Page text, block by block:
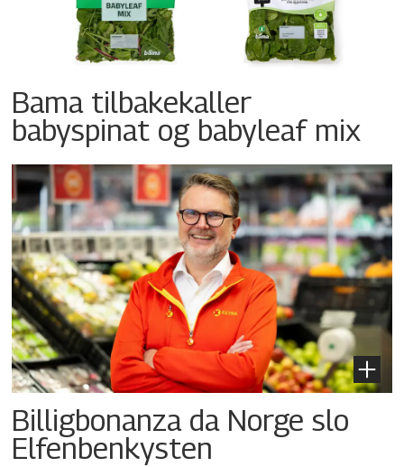
Bama tilbakekaller
babyspinat og babyleaf mix
Billigbonanza da Norge slo
Elfenbenkysten